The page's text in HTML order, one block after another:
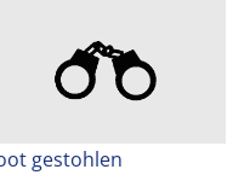
gestohlen